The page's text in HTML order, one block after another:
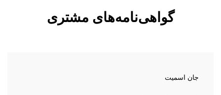
گواهی‌نامه‌های مشتری
جان اسمیت